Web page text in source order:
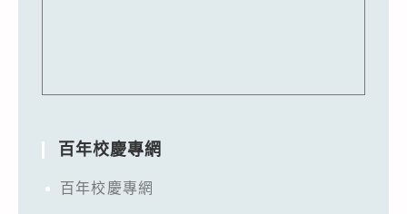
百年校慶專網
百年校慶專網